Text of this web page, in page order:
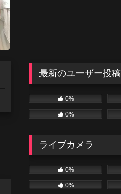
最新のユーザー投稿
0%
0%
ライブカメラ
0%
0%